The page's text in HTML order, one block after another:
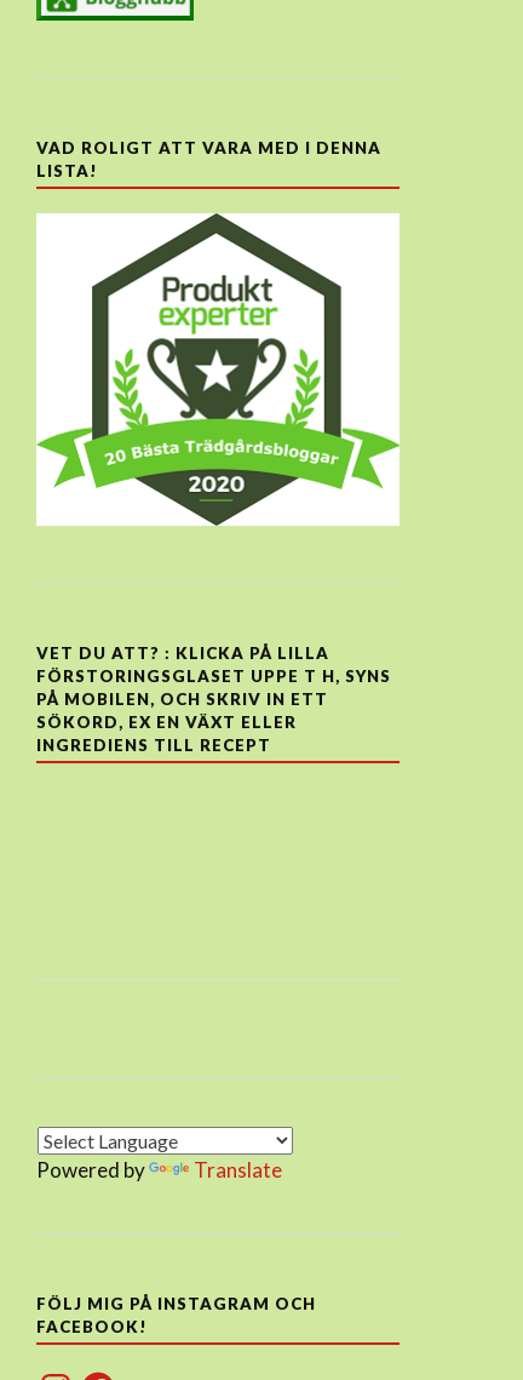
VAD ROLIGT ATT VARA MED I DENNA
LISTA!
VET DU ATT? : KLICKA PÅ LILLA
FÖRSTORINGSGLASET UPPE T H, SYNS
PÅ MOBILEN, OCH SKRIV IN ETT
SÖKORD, EX EN VÄXT ELLER
INGREDIENS TILL RECEPT
Powered by Translate
FÖLJ MIG PÅ INSTAGRAM OCH
FACEBOOK!